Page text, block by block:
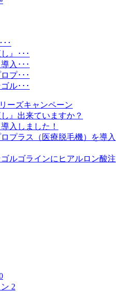
･
』･･･
入･･･
プ･･･
ル･･･
ーズキャンペーン
』出来ていますか？
入しました！
プラス（医療脱毛機）を導入
ルゴラインにヒアルロン酸注
2